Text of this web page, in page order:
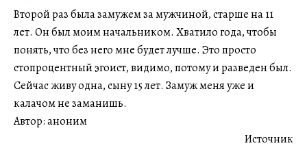
Второй раз была замужем за мужчиной, старше на 11
лет. Он был моим начальником. Хватило года, чтобы
понять, что без него мне будет лучше. Это просто
стопроцентный эгоист, видимо, потому и разведен был.
Сейчас живу одна, сыну 15 лет. Замуж меня уже и
калачом не заманишь.
Автор: аноним
Источник